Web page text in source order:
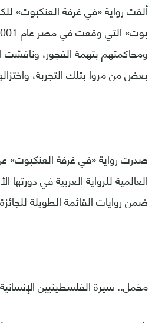
ألقت رواية «في غرفة العنكبوت»
ومحاكمتهم بتهمة الفجور،
بعض من مروا بتلك التجربة،
صدرت رواية «في غرفة العنكبوت»
ضمن روايات القائمة الطويلة للجائزة نفسها لعام 2014، وهذا
مخمل.. سيرة الفلسطينيين الإنسانية